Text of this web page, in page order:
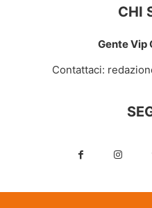
CHI
Gente Vip
Contattaci: